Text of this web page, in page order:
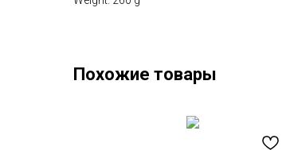
Похожие товары